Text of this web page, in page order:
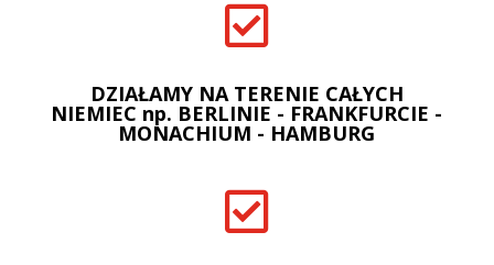

DZIAŁAMY NA TERENIE CAŁYCH
NIEMIEC np. BERLINIE - FRANKFURCIE -
MONACHIUM - HAMBURG
